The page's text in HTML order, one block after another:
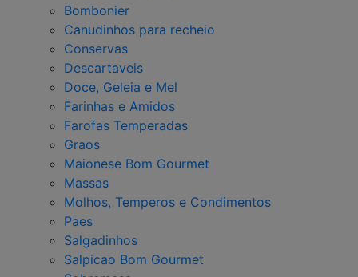
Bombonier
Canudinhos para recheio
Conservas
Descartaveis
Doce, Geleia e Mel
Farinhas e Amidos
Farofas Temperadas
Graos
Maionese Bom Gourmet
Massas
Molhos, Temperos e Condimentos
Paes
Salgadinhos
Salpicao Bom Gourmet